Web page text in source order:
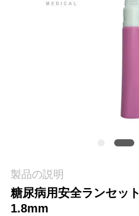
管
理
製品の説明
糖尿病用安全ランセッ
1.8mm